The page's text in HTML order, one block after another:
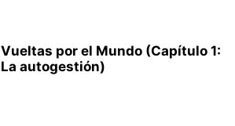
Vueltas por el Mundo (Capítulo 1:
La autogestión)